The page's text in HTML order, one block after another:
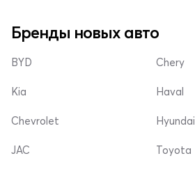
Бренды новых авто
BYD
Kia
Chevrolet
Chery
Haval
Hyundai
JAC Toyota